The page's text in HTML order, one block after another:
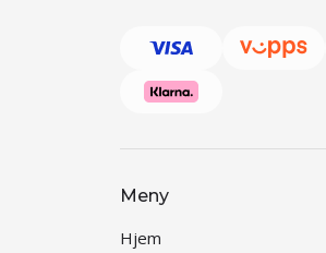
Meny
Hjem